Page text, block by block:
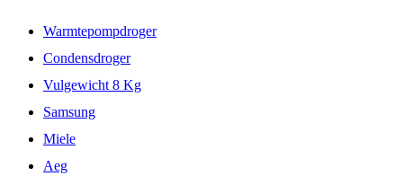
Warmtepompdroger
Condensdroger
Vulgewicht 8 Kg
Samsung
Miele
Aeg